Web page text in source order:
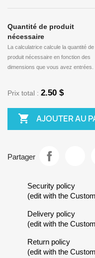
Quantité de produit
nécessaire
La calculatrice calcule la quantité de
produit nécessaire en fonction des
dimensions que vous avez entrées.
Prix ​​total : 2.50 $
 AJOUTER AU
Partager
Security policy
(edit with the
Delivery policy
(edit with the
Return policy
(edit with the